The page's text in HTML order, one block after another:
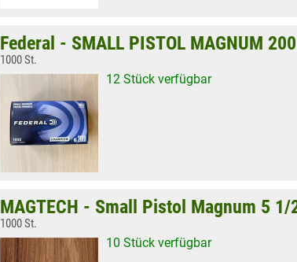
Federal - SMALL PISTOL MAGNUM 200
1000 St.
12 Stück verfügbar
MAGTECH - Small Pistol Magnum 5 1/
1000 St.
10 Stück verfügbar